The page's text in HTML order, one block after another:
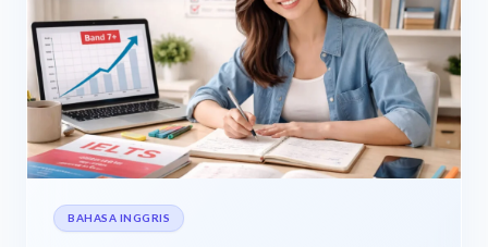
BAHASA INGGRIS